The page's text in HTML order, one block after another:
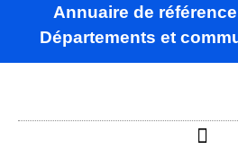
Annuaire de
Départements et